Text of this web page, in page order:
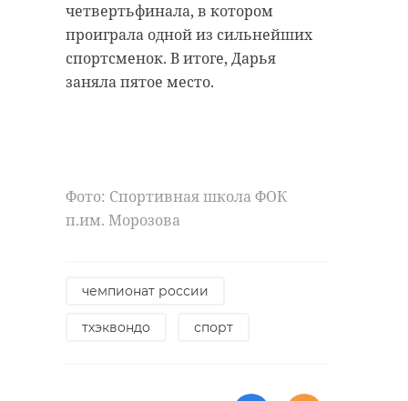
четвертьфинала, в котором
проиграла одной из сильнейших
спортсменок. В итоге, Дарья
заняла пятое место.
Фото: Спортивная школа ФОК
п.им. Морозова
чемпионат россии
тхэквондо спорт
петербург полнолуние
суперлуние